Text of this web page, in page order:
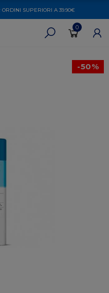
SUPERIORI A 39.90€
0
-50%